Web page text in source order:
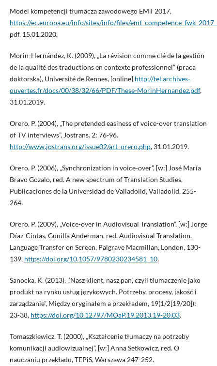
Model kompetencji tłumacza zawodowego EMT 2017,
https://ec.europa.eu/info/sites/info/files/
pdf, 15.01.2020.
Morin-Hernández, K. (2009), „La révision comme clé de la gestión
de la qualité des traductions en contexte professionnel” (praca
doktorska), Université de Rennes, [online] http://tel.archives-
ouvertes.fr/docs/00/38/32/66/PDF/These-MorinHernandez.pdf,
31.01.2019.
Orero, P. (2004), „The pretended easiness of voice-over translation
of TV interviews”, Jostrans. 2: 76-96.
http://www.jostrans.org/issue02/art_orero.php, 31.01.2019.
Orero, P. (2006), „Synchronization in voice-over”, [w:] José María
Bravo Gozalo, red. A new spectrum of Translation Studies,
Publicaciones de la Universidad de Valladolid, Valladolid, 255-
264.
Orero, P. (2009), „Voice-over in Audiovisual Translation”, [w:] Jorge
Díaz-Cintas, Gunilla Anderman, red. Audiovisual Translation.
Language Transfer on Screen, Palgrave Macmillan, London, 130-
139, https://doi.org/10.1057/9780230234581_10.
Sanocka, K. (2013), „‘Nasz klient, nasz pan’, czyli tłumaczenie jako
produkt na rynku usług językowych. Potrzeby, procesy, jakość i
zarządzanie”, Między oryginałem a przekładem, 19(1/2[19/20]):
23-38, https://doi.org/10.12797/MOaP.19.2013.19-20.03.
Tomaszkiewicz, T. (2000), „Kształcenie tłumaczy na potrzeby
komunikacji audiowizualnej”, [w:] Anna Setkowicz, red. O
nauczaniu przekładu, TEPiS, Warszawa 247-252.